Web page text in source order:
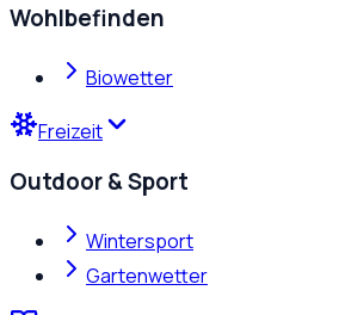
Wohlbefinden
Biowetter
Freizeit
Outdoor & Sport
Wintersport
Gartenwetter